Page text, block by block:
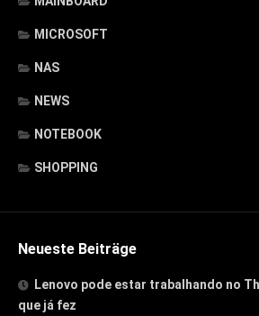
MICROSOFT
NAS
NEWS
NOTEBOOK
SHOPPING
Neueste Beiträge
Lenovo pode estar trabalhando no
que já fez